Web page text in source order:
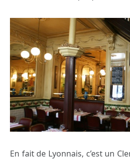
En fait de Lyonnais, c’est un